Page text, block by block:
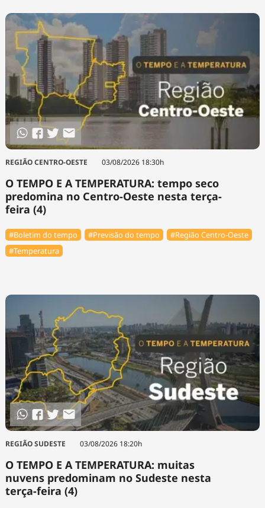
REGIÃO CENTRO-OESTE 03/08/2026 18:30h
O TEMPO E A TEMPERATURA: tempo seco
predomina no Centro-Oeste nesta terça-
feira (4)
#Boletim do tempo #Previsão do tempo
#Região Centro-Oeste
#Temperatura
REGIÃO SUDESTE 03/08/2026 18:20h
O TEMPO E A TEMPERATURA: muitas
nuvens predominam no Sudeste nesta
terça-feira (4)